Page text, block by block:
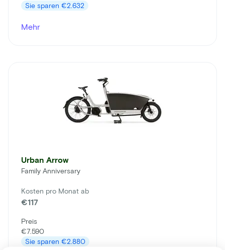
Sie sparen €2.632
Mehr
Urban Arrow
Family Anniversary
Kosten pro Monat ab
€117
Preis
€7.590
Sie sparen €2.880